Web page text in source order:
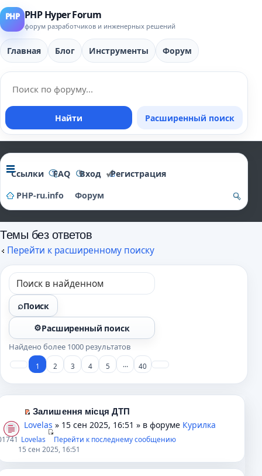
PHP Hyper Forum
форум разработчиков и инженерных решений
Главная Блог Инструменты Форум
Найти Расширенный поиск
Ссылки FAQ Вход
Регистрация
PHP-ru.info
Форум
Темы без ответов
Перейти к расширенному поиску
Поиск
Расширенный поиск
Найдено более 1000 результатов
1 2 3 4 5 … 40
П
р
й
Залишення місця ДТП
Lovelas » 15 сен 2025, 16:51 » в форуме Курилка
1741 Lovelas
Перейти к последнему сообщению
15 сен 2025, 16:51